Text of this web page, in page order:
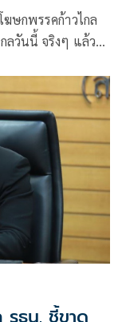
ษกพรรคก้าวไกล
ลวันนี้ จริงๆ แล้ว
ธน. ชี้ขาด